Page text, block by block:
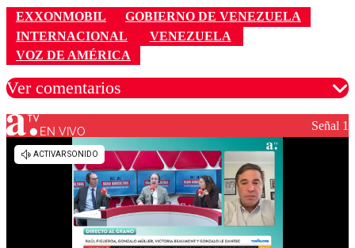
EXXONMOBIL
GOBIERNO DE VENEZUELA
INTERNACIONAL
VENEZUELA
VOZ DE AMÉRICA
Ver comentarios
Los comentarios son moderados para garantizar un
diálogo respetuoso.
EN VIVO Señal 1